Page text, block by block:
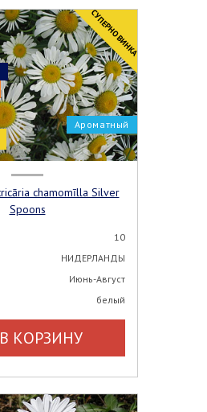
CУПЕРНОВИНКА
Ароматный
Spoons
10
НИДЕРЛАНДЫ
Июнь-Август
белый
В КОРЗИНУ